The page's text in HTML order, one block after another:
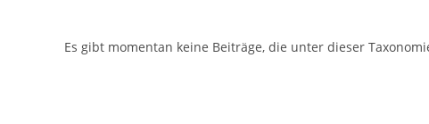
Es gibt momentan keine Beiträge, die unter dieser